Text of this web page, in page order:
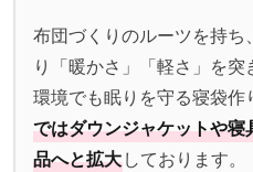
布団づくりのルーツを持
り「暖かさ」「軽さ」を
環境でも眠りを守る寝袋作
ではダウンジャケットや
品へと拡大しております。